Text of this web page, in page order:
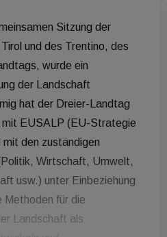
Sitzung der
und des Trentino, des
wurde ein
der Landschaft
hat der Dreier-Landtag
mit EUSALP (EU-Strategie
mit den zuständigen
Wirtschaft, Umwelt,
usw.) unter Einbeziehung
Methoden für die
Landschaft als